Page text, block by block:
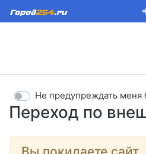
Переход по
Не предупреждать меня